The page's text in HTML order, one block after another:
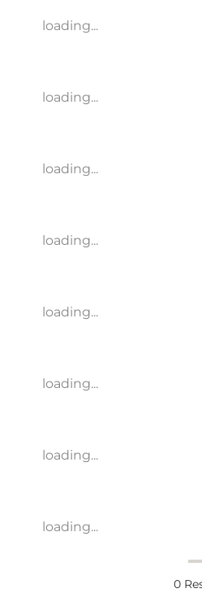
loading...
loading...
loading...
loading...
loading...
loading...
loading...
loading...
0